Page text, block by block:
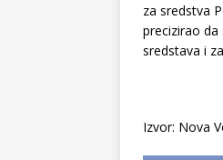
za sredstva
precizirao
sredstava i
Izvor: Nova